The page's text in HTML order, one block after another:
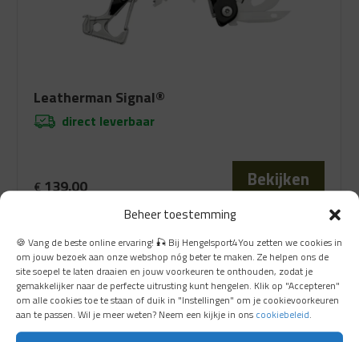
Beheer toestemming
🍪 Vang de beste online ervaring! 🎣 Bij Hengelsport4You zetten we cookies in
om jouw bezoek aan onze webshop nóg beter te maken. Ze helpen ons de
site soepel te laten draaien en jouw voorkeuren te onthouden, zodat je
gemakkelijker naar de perfecte uitrusting kunt hengelen. Klik op "Accepteren"
om alle cookies toe te staan of duik in "Instellingen" om je cookievoorkeuren
aan te passen. Wil je meer weten? Neem een kijkje in ons cookiebeleid.
Leatherman Signal®
direct leverbaar
€139.00 Bekijken